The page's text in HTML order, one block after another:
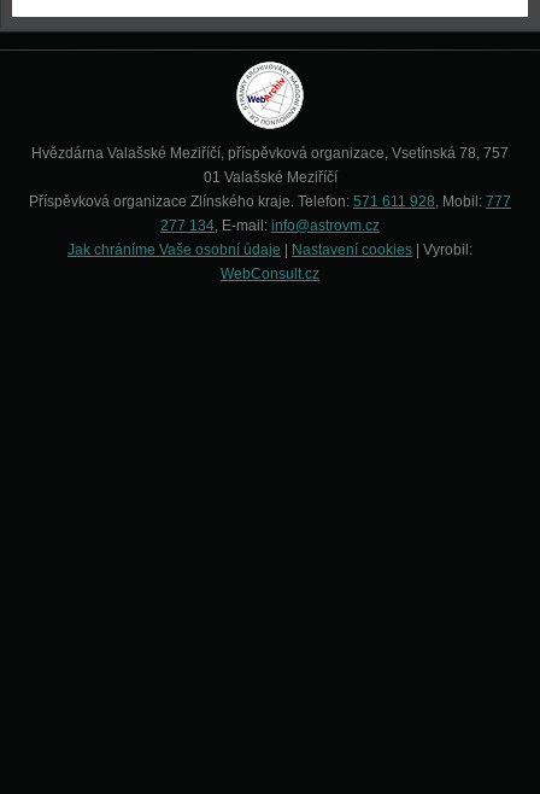
Hvězdárna Valašské Meziříčí, příspěvková organizace, Vsetínská 78, 757
01 Valašské Meziříčí
Příspěvková organizace Zlínského kraje. Telefon: 571 611 928, Mobil: 777
277 134, E-mail: info@astrovm.cz
Jak chráníme Vaše osobní údaje
Nastavení cookies | Vyrobil:
WebConsult.cz